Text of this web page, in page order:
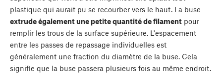
plastique qui aurait pu se recourber vers le haut. La buse
extrude également une petite quantité de filament pour
remplir les trous de la surface supérieure. L'espacement
entre les passes de repassage individuelles est
généralement une fraction du diamètre de la buse. Cela
signifie que la buse passera plusieurs fois au même endroit.